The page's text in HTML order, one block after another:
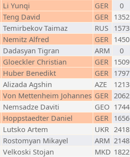
Li Yunqi GER 0
Teng David GER 1352
Temirbekov Taimaz RUS 1573
Nemitz Alfred GER 1450
Dadasyan Tigran ARM 0
Gloeckler Christian GER 1509
Huber Benedikt GER 1797
Alizada Agshin AZE 1213
Von Mettenheim Johannes GER 2062
Nemsadze Daviti GEO 1744
Hoppstaedter Daniel GER 1656
Lutsko Artem UKR 2418
Rostomyan Mikayel ARM 2148
Velkoski Stojan MKD 1822